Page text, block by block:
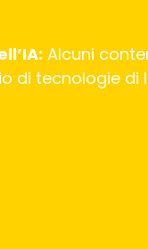
Alcuni
di tecnologie